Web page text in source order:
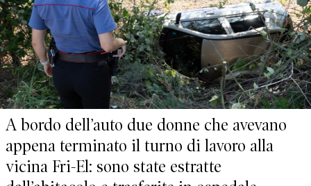
A bordo dell’auto due donne che avevano
appena terminato il turno di lavoro alla
vicina Fri-El: sono state estratte